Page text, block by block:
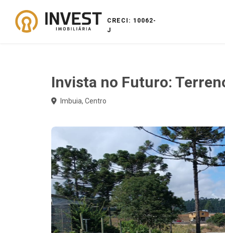
CRECI: 10062-
J
Invista no Futuro:
Imbuia, Centro